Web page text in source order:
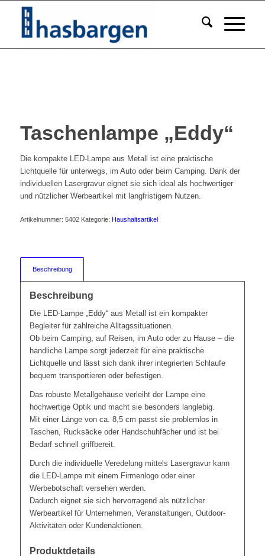
Taschenlampe „Eddy“
Die kompakte LED-Lampe aus Metall ist eine praktische
Lichtquelle für unterwegs, im Auto oder beim Camping. Dank der
individuellen Lasergravur eignet sie sich ideal als hochwertiger
und nützlicher Werbeartikel mit langfristigem Nutzen.
Artikelnummer: 5402 Kategorie: Haushaltsartikel
Beschreibung
Beschreibung
Die LED-Lampe „Eddy“ aus Metall ist ein kompakter
Begleiter für zahlreiche Alltagssituationen.
Ob beim Camping, auf Reisen, im Auto oder zu Hause – die
handliche Lampe sorgt jederzeit für eine praktische
Lichtquelle und lässt sich dank ihrer integrierten Schlaufe
bequem transportieren oder befestigen.
Das robuste Metallgehäuse verleiht der Lampe eine
hochwertige Optik und macht sie besonders langlebig.
Mit einer Länge von ca. 8,5 cm passt sie problemlos in
Taschen, Rucksäcke oder Handschuhfächer und ist bei
Bedarf schnell griffbereit.
Durch die individuelle Veredelung mittels Lasergravur kann
die LED-Lampe mit einem Firmenlogo oder einer
Werbebotschaft versehen werden.
Dadurch eignet sie sich hervorragend als nützlicher
Werbeartikel für Unternehmen, Veranstaltungen, Outdoor-
Aktivitäten oder Kundenaktionen.
Produktdetails